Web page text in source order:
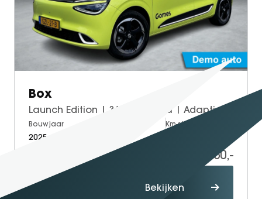
GT Coupé
S-Klasse
SL
smart #5
VOYAH
Dongfeng
Box
Launch Edition | 360° Camera | Adaptieve Cruise Control | Elektrisch Verstelbare Bestuurdersstoel + Geheugen | Stoelverwarming Bestuurder | Stoelventilatie Bestuurder | Apple Carplay | Android Auto | Sfeerverlichting | Elektrisch Inklapbare Buitenspiegels
Bouwjaar
2025
Km-stand
17.950,-
Bekijken